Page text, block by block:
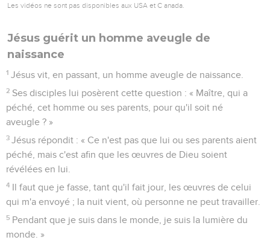
Les vidéos ne sont pas disponibles aux USA et C anada.
Jésus guérit un homme aveugle de
naissance
1 Jésus vit, en passant, un homme aveugle de naissance.
2 Ses disciples lui posèrent cette question : « Maître, qui a
péché, cet homme ou ses parents, pour qu'il soit né
aveugle ? »
3 Jésus répondit : « Ce n'est pas que lui ou ses parents aient
péché, mais c'est afin que les œuvres de Dieu soient
révélées en lui.
4 Il faut que je fasse, tant qu'il fait jour, les œuvres de celui
qui m'a envoyé ; la nuit vient, où personne ne peut travailler.
5 Pendant que je suis dans le monde, je suis la lumière du
monde. »